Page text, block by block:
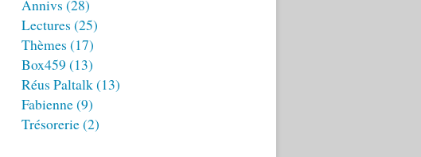
Annivs (28)
Lectures (25)
Thèmes (17)
Box459 (13)
Réus Paltalk(13)
Fabienne(9)
Trésorerie(2)